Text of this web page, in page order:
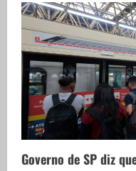
de
trens
mudam
rotina
por
causa
de
greve
da
CPTM
Governo de SP diz